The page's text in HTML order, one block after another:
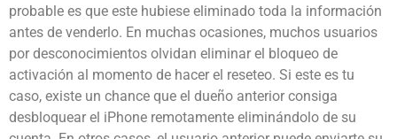
probable es que este hubiese eliminado toda la información
antes de venderlo. En muchas ocasiones, muchos usuarios
por desconocimientos olvidan eliminar el bloqueo de
activación al momento de hacer el reseteo. Si este es tu
caso, existe un chance que el dueño anterior consiga
desbloquear el iPhone remotamente eliminándolo de su